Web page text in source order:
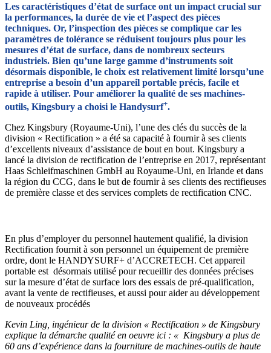
Les caractéristiques d’état de surface ont un impact crucial sur
la performances, la durée de vie et l’aspect des pièces
techniques. Or, l’inspection des pièces se complique car les
paramètres de tolérance se réduisent toujours plus pour les
mesures d’état de surface, dans de nombreux secteurs
industriels. Bien qu’une large gamme d’instruments soit
désormais disponible, le choix est relativement limité lorsqu’une
entreprise a besoin d’un appareil portable précis, facile et
rapide à utiliser. Pour améliorer la qualité de ses machines-
outils, Kingsbury a choisi le Handysurf+.
Chez Kingsbury (Royaume-Uni), l’une des clés du succès de la
division « Rectification » a été sa capacité à fournir à ses clients
d’excellents niveaux d’assistance de bout en bout. Kingsbury a
lancé la division de rectification de l’entreprise en 2017, représentant
Haas Schleifmaschinen GmbH au Royaume-Uni, en Irlande et dans
la région du CCG, dans le but de fournir à ses clients des rectifieuses
de première classe et des services complets de rectification CNC.
En plus d’employer du personnel hautement qualifié, la division
Rectification fournit à son personnel un équipement de première
ordre, dont le HANDYSURF+ d’ACCRETECH. Cet appareil
portable est désormais utilisé pour recueillir des données précises
sur la mesure d’état de surface lors des essais de pré-qualification,
avant la vente de rectifieuses, et aussi pour aider au développement
de nouveaux procédés
Kevin Ling, ingénieur de la division « Rectification » de Kingsbury
explique la démarche qualité en oeuvre ici : « Kingsbury a plus de
60 ans d’expérience dans la fourniture de machines-outils de haute